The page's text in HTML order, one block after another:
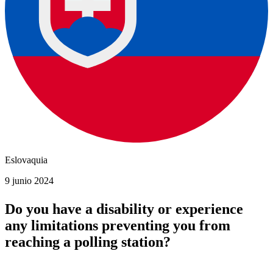
Eslovaquia
9 junio 2024
Do you have a disability or experience
any limitations preventing you from
reaching a polling station?